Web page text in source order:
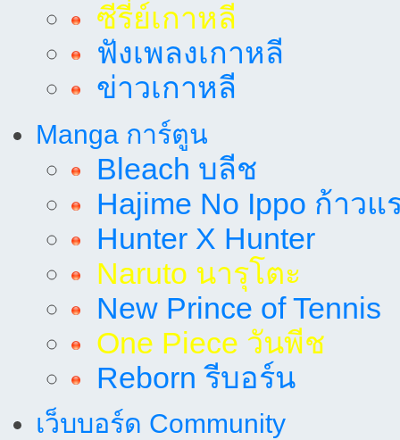
ซีรี่ย์เกาหลี
ฟังเพลงเกาหลี
ข่าวเกาหลี
Manga การ์ตูน
Bleach บลีช
Hajime No Ippo ก้าวแ
Hunter X Hunter
Naruto นารุโตะ
New Prince of Tennis
One Piece วันพีช
Reborn รีบอร์น
เว็บบอร์ด Community